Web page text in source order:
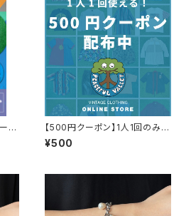
ン
【500円クーポン】1人1回のみご
利用可能！
¥500